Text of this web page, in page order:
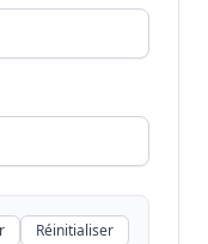
Réinitialiser